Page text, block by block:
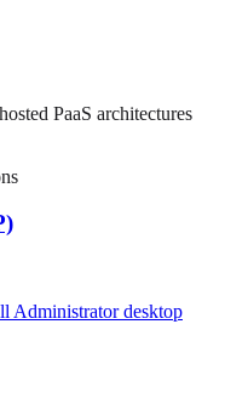
PaaS architectures
Administrator desktop